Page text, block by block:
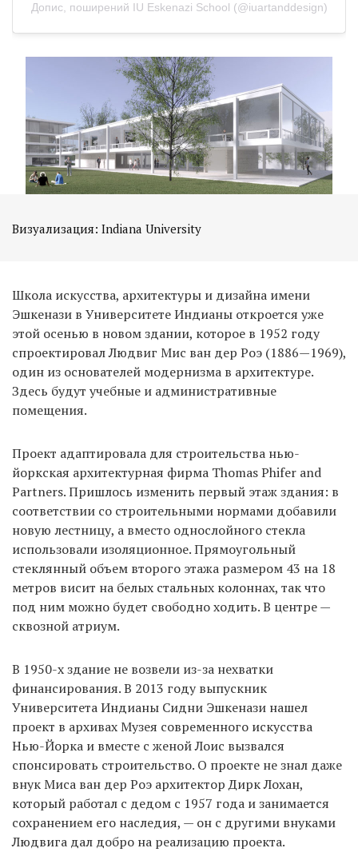
Допис, поширений IU Eskenazi School (@iuartanddesign)
Визуализация: Indiana University
Школа искусства, архитектуры и дизайна имени
Эшкенази в Университете Индианы откроется уже
этой осенью в новом здании, которое в 1952 году
спроектировал Людвиг Мис ван дер Роэ (1886—1969),
один из основателей модернизма в архитектуре.
Здесь будут учебные и административные
помещения.
Проект адаптировала для строительства нью-
йоркская архитектурная фирма Thomas Phifer and
Partners. Пришлось изменить первый этаж здания: в
соответствии со строительными нормами добавили
новую лестницу, а вместо однослойного стекла
использовали изоляционное. Прямоугольный
стеклянный объем второго этажа размером 43 на 18
метров висит на белых стальных колоннах, так что
под ним можно будет свободно ходить. В центре —
сквозной атриум.
В 1950-х здание не возвели из-за нехватки
финансирования. В 2013 году выпускник
Университета Индианы Сидни Эшкенази нашел
проект в архивах Музея современного искусства
Нью-Йорка и вместе с женой Лоис вызвался
спонсировать строительство. О проекте не знал даже
внук Миса ван дер Роэ архитектор Дирк Лохан,
который работал с дедом c 1957 года и занимается
сохранением его наследия, — он с другими внуками
Людвига дал добро на реализацию проекта.